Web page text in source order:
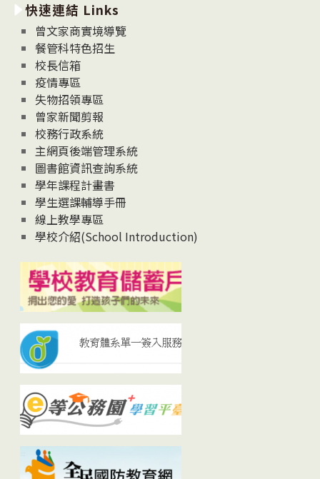
消
息
News
快速連結 Links
曾文家商實境導覽
餐管科特色招生
校長信箱
疫情專區
失物招領專區
曾家新聞剪報
校務行政系統
主網頁後端管理系統
圖書館資訊查詢系統
學年課程計畫書
學生選課輔導手冊
線上教學專區
學校介紹(School Introduction)